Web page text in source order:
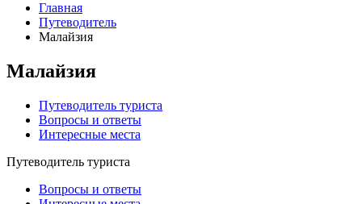
Главная
Путеводитель
Малайзия
Малайзия
Путеводитель туриста
Вопросы и ответы
Интересные места
Путеводитель туриста
Вопросы и ответы